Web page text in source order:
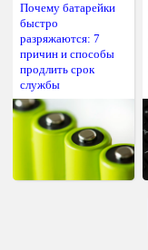
Почему батарейки
быстро
разряжаются: 7
причин и способы
продлить срок
службы